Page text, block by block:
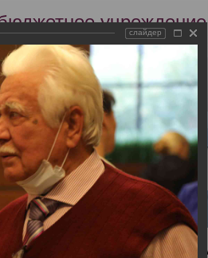
учреждение
экспертизы
Сегодня 8 августа 2026 года
Образование Издательство
медицина: вопросы,
слайдер